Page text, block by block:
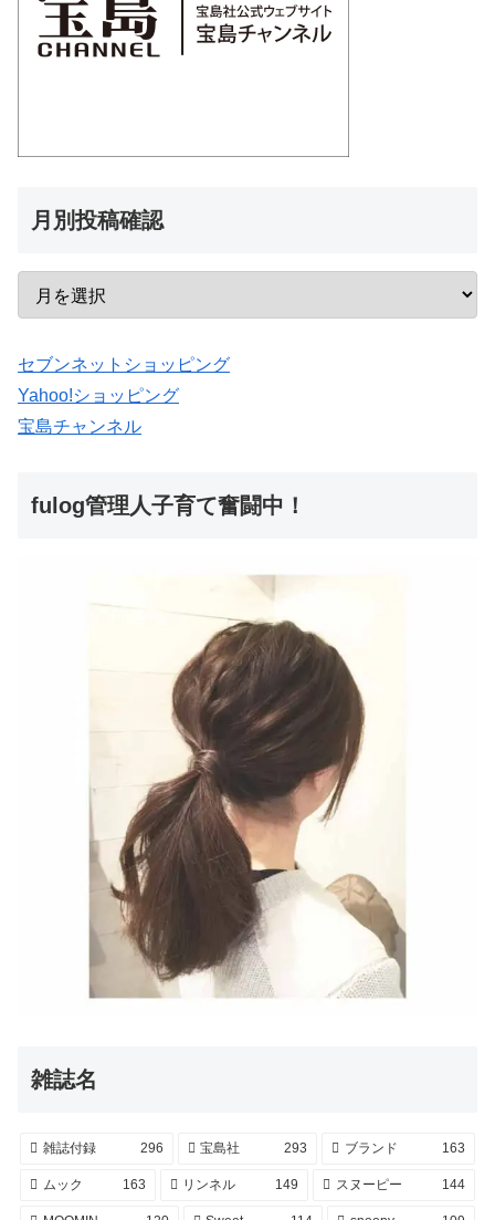
月別投稿確認
セブンネットショッピング
Yahoo!ショッピング
宝島チャンネル
fulog管理人子育て奮闘中！
雑誌名
雑誌付録 296 宝島社 293 ブランド 163
ムック 163 リンネル 149 スヌーピー 144